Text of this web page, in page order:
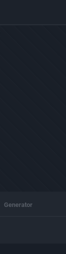
Generator